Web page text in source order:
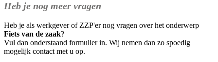
Heb je nog meer vragen
Heb je als werkgever of ZZP'er nog vragen over het onderwerp
Fiets van de zaak?
Vul dan onderstaand formulier in. Wij nemen dan zo spoedig
mogelijk contact met u op.